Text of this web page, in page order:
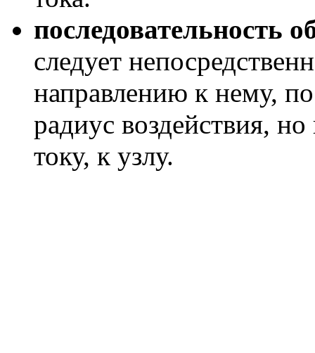
последовательность
следует
направлению к нему,
радиус воздействия,
току, к узлу.